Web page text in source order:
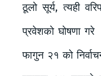
ठूलो सूर्य, त्यही
प्रवेशको घोषणा गरे
फागुन २१ को